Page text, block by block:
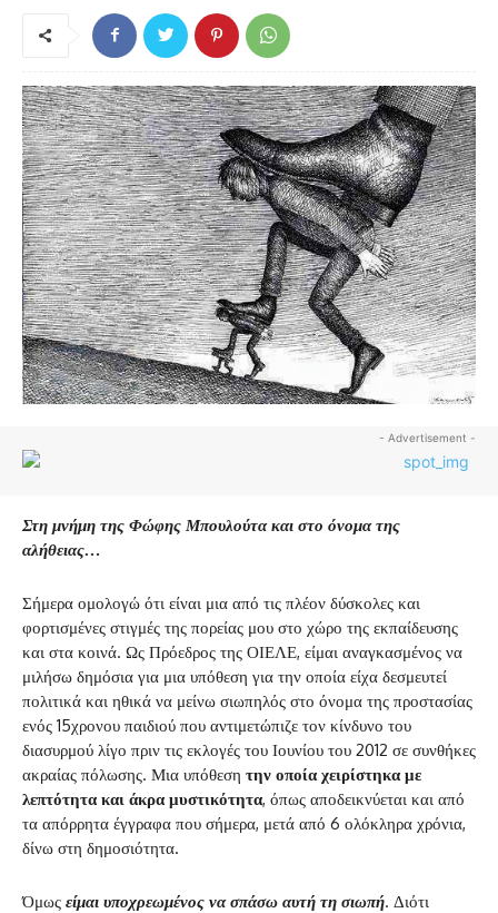
- Advertisement -
Στη μνήμη της Φώφης Μπουλούτα και στο όνομα της
αλήθειας…
Σήμερα ομολογώ ότι είναι μια από τις πλέον δύσκολες και
φορτισμένες στιγμές της πορείας μου στο χώρο της εκπαίδευσης
και στα κοινά. Ως Πρόεδρος της ΟΙΕΛΕ, είμαι αναγκασμένος να
μιλήσω δημόσια για μια υπόθεση για την οποία είχα δεσμευτεί
πολιτικά και ηθικά να μείνω σιωπηλός στο όνομα της προστασίας
ενός 15χρονου παιδιού που αντιμετώπιζε τον κίνδυνο του
διασυρμού λίγο πριν τις εκλογές του Ιουνίου του 2012 σε συνθήκες
ακραίας πόλωσης. Μια υπόθεση την οποία χειρίστηκα με
λεπτότητα και άκρα μυστικότητα, όπως αποδεικνύεται και από
τα απόρρητα έγγραφα που σήμερα, μετά από 6 ολόκληρα χρόνια,
δίνω στη δημοσιότητα.
Όμως είμαι υποχρεωμένος να σπάσω αυτή τη σιωπή. Διότι